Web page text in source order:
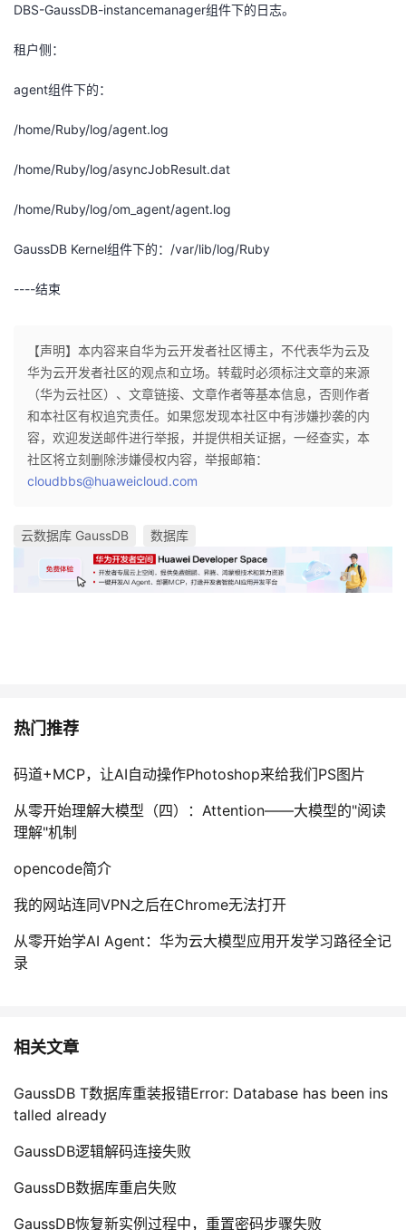
DBS-GaussDB-instancemanager组件下的日志。
租户侧：
agent组件下的：
/home/Ruby/log/agent.log
/home/Ruby/log/asyncJobResult.dat
/home/Ruby/log/om_agent/agent.log
GaussDB Kernel组件下的： /var/lib/log/Ruby
----结束
【声明】本内容来自华为云开发者社区博主，不代表华为云及
华为云开发者社区的观点和立场。转载时必须标注文章的来源
（华为云社区）、文章链接、文章作者等基本信息，否则作者
和本社区有权追究责任。如果您发现本社区中有涉嫌抄袭的内
容，欢迎发送邮件进行举报，并提供相关证据，一经查实，本
社区将立刻删除涉嫌侵权内容，举报邮箱：
cloudbbs@huaweicloud.com
云数据库 GaussDB 数据库
热门推荐
码道+MCP，让AI自动操作Photoshop来给我们PS图片
从零开始理解大模型（四）：Attention——大模型的"阅读
理解"机制
opencode简介
我的网站连同VPN之后在Chrome无法打开
从零开始学AI Agent：华为云大模型应用开发学习路径全记
录
相关文章
GaussDB T数据库重装报错Error: Database has been ins
talled already
GaussDB逻辑解码连接失败
GaussDB数据库重启失败
GaussDB恢复新实例过程中，重置密码步骤失败